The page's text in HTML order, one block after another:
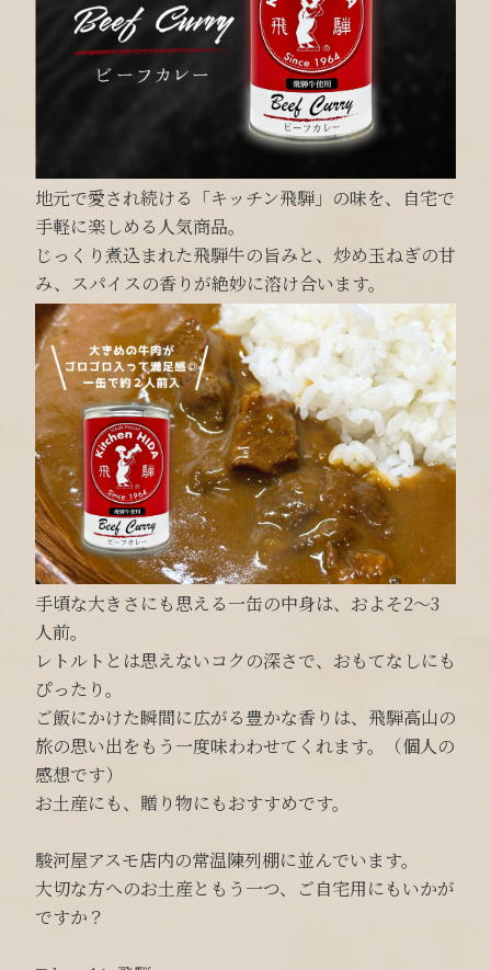
地元で愛され続ける「キッチン飛騨」の味を、自宅で
手軽に楽しめる人気商品。
じっくり煮込まれた飛騨牛の旨みと、炒め玉ねぎの甘
み、スパイスの香りが絶妙に溶け合います。
手頃な大きさにも思える一缶の中身は、およそ2〜3
人前。
レトルトとは思えないコクの深さで、おもてなしにも
ぴったり。
ご飯にかけた瞬間に広がる豊かな香りは、飛騨高山の
旅の思い出をもう一度味わわせてくれます。（個人の
感想です）
お土産にも、贈り物にもおすすめです。
駿河屋アスモ店内の常温陳列棚に並んでいます。
大切な方へのお土産ともう一つ、ご自宅用にもいかが
ですか？